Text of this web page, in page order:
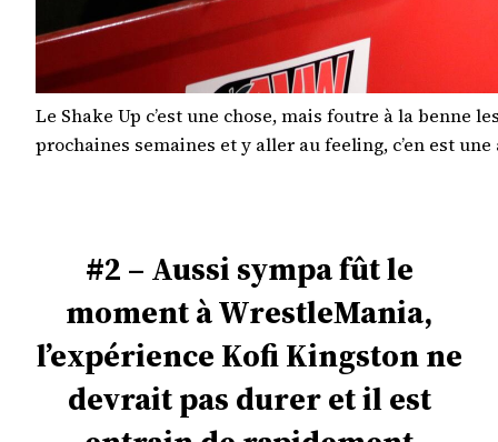
Le Shake Up c’est une chose, mais foutre à la benne
prochaines semaines et y aller au feeling, c’en est
#2 – Aussi sympa fût le
moment à WrestleMania,
l’expérience Kofi Kingston ne
devrait pas durer et il est